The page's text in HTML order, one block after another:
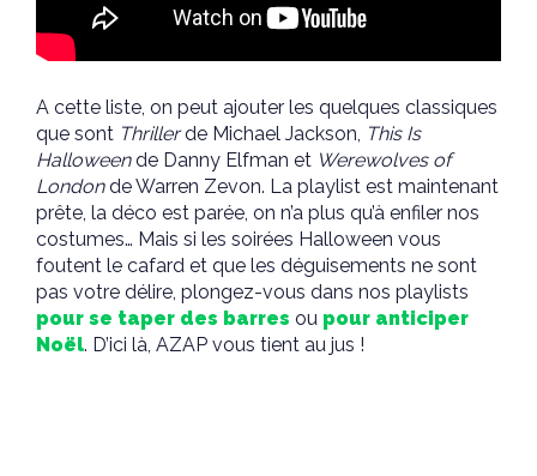
A cette liste, on peut ajouter les quelques classiques
que sont Thrillerde Michael Jackson, This Is
Halloweende Danny Elfman et Werewolves of
Londonde Warren Zevon. La playlist est maintenant
prête, la déco est parée, on n’a plus qu’à enfiler nos
costumes… Mais si les soirées Halloween vous
foutent le cafard et que les déguisements ne sont
pas votre délire, plongez-vous dans nos playlists
pour se taper des barres ou pour anticiper
Noël. D’ici là, AZAP vous tient au jus !